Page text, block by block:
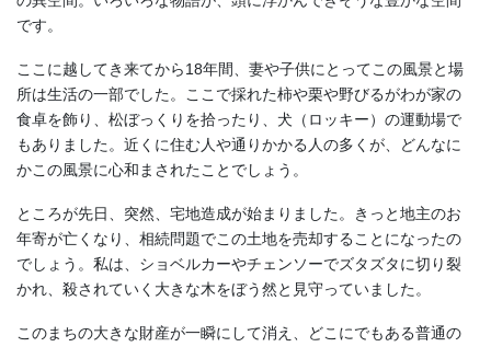
です。
ここに越してき来てから18年間、妻や子供にとってこの風景と場
所は生活の一部でした。ここで採れた柿や栗や野びるがわが家の
食卓を飾り、松ぼっくりを拾ったり、犬（ロッキー）の運動場で
もありました。近くに住む人や通りかかる人の多くが、どんなに
かこの風景に心和まされたことでしょう。
ところが先日、突然、宅地造成が始まりました。きっと地主のお
年寄が亡くなり、相続問題でこの土地を売却することになったの
でしょう。私は、ショベルカーやチェンソーでズタズタに切り裂
かれ、殺されていく大きな木をぼう然と見守っていました。
このまちの大きな財産が一瞬にして消え、どこにでもある普通の